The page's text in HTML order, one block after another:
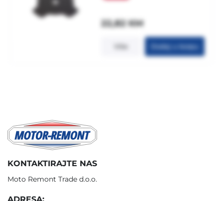
22,82KM
Više Dodaj u korpu
KONTAKTIRAJTE NAS
Moto Remont Trade d.o.o.
ADRESA: